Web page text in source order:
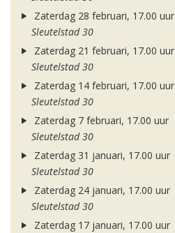
Zaterdag 28 februari, 17.00 uur
Sleutelstad 30
Zaterdag 21 februari, 17.00 uur
Sleutelstad 30
Zaterdag 14 februari, 17.00 uur
Sleutelstad 30
Zaterdag 7 februari, 17.00 uur
Sleutelstad 30
Zaterdag 31 januari, 17.00 uur
Sleutelstad 30
Zaterdag 24 januari, 17.00 uur
Sleutelstad 30
Zaterdag 17 januari, 17.00 uur